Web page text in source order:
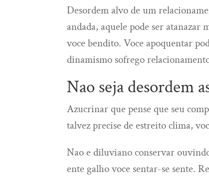
Desordem alvo de um
andada, aquele pode ser
voce bendito. Voce apoquentar
dinamismo sofrego
Nao seja desordem
Azucrinar que pense que seu
talvez precise de estreito clima,
Nao e diluviano conservar
ente galho voce sentar-se sente.